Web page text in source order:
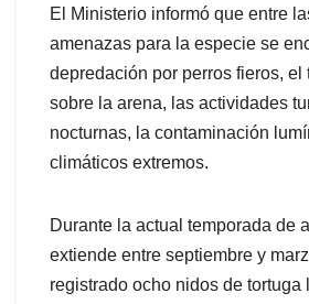
El Ministerio informó que entre
amenazas para la especie se
depredación por perros fieros, el
sobre la arena, las actividades
nocturnas, la contaminación
climáticos extremos.
Durante la actual temporada de
extiende entre septiembre y
registrado ocho nidos de tortuga